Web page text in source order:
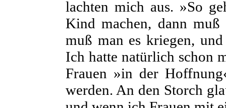
lachten mich aus. »So
Kind machen, dann
muß man es kriegen,
Ich hatte natürlich schon
Frauen »in der
werden. An den Storch